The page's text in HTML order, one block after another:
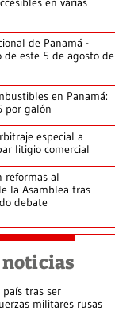
de Panamá -
de este 5 de agosto de
en Panamá:
por galón
especial a
litigio comercial
reformas al
la Asamblea tras
debate
tras ser
militares rusas